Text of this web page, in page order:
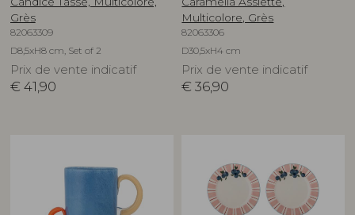
Grès
82063309
D8,5xH8 cm, Set of 2
Prix de vente indicatif
€ 41,90
Multicolore, Grès
82063306
D30,5xH4 cm
Prix de vente indicatif
€ 36,90